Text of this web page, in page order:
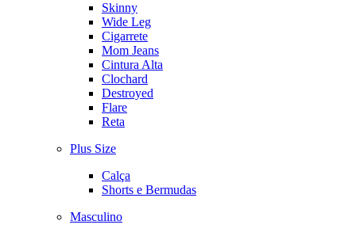
Skinny
Wide Leg
Cigarrete
Mom Jeans
Cintura Alta
Clochard
Destroyed
Flare
Reta
Plus Size
Calça
Shorts e Bermudas
Masculino